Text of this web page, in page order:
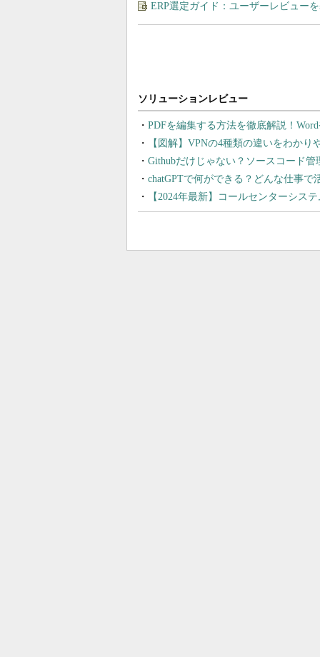
ERP選定ガイド：ユーザーレビュー
PDFを編集する方法を徹底解説！
【図解】VPNの4種類の違いをわか
Githubだけじゃない？ソースコード
chatGPTで何ができる？どんな仕事で
【2024年最新】コールセンターシス